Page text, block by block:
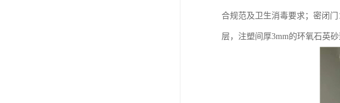
合规范及卫生消毒要求；密闭
层，注塑间厚3mm的环氧石英